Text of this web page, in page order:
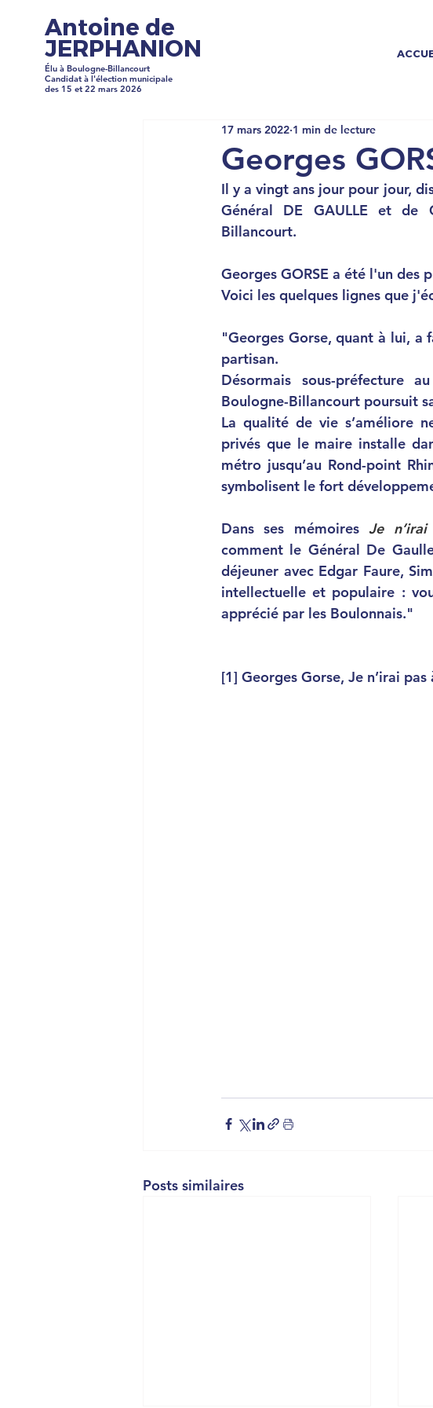
Antoine de
JERPHANION
Élu à Boulogne-Billancourt
Candidat à l'élection municipale
des 15 et 22 mars 2026
Georges
17 mars 2022 1 min de lecture
Il y a vingt ans jour pour jour,
Général DE GAULLE et de
Billancourt.
Georges GORSE a été l'un des
Voici les quelques lignes que
"Georges Gorse, quant à lui,
partisan.
Désormais sous-préfecture
Boulogne-Billancourt poursuit
La qualité de vie s’améliore
privés que le maire installe
métro jusqu’au Rond-point
symbolisent le fort
Dans ses mémoires Je
comment le Général De
déjeuner avec Edgar Faure,
intellectuelle et populaire :
apprécié par les Boulonnais."
[1] Georges Gorse, Je n’irai
Posts similaires